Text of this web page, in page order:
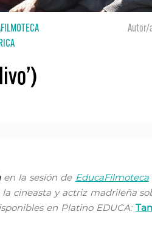
Autor/
en la sesión de EducaFilmoteca
cineasta y actriz madrileña
en Platino EDUCA: